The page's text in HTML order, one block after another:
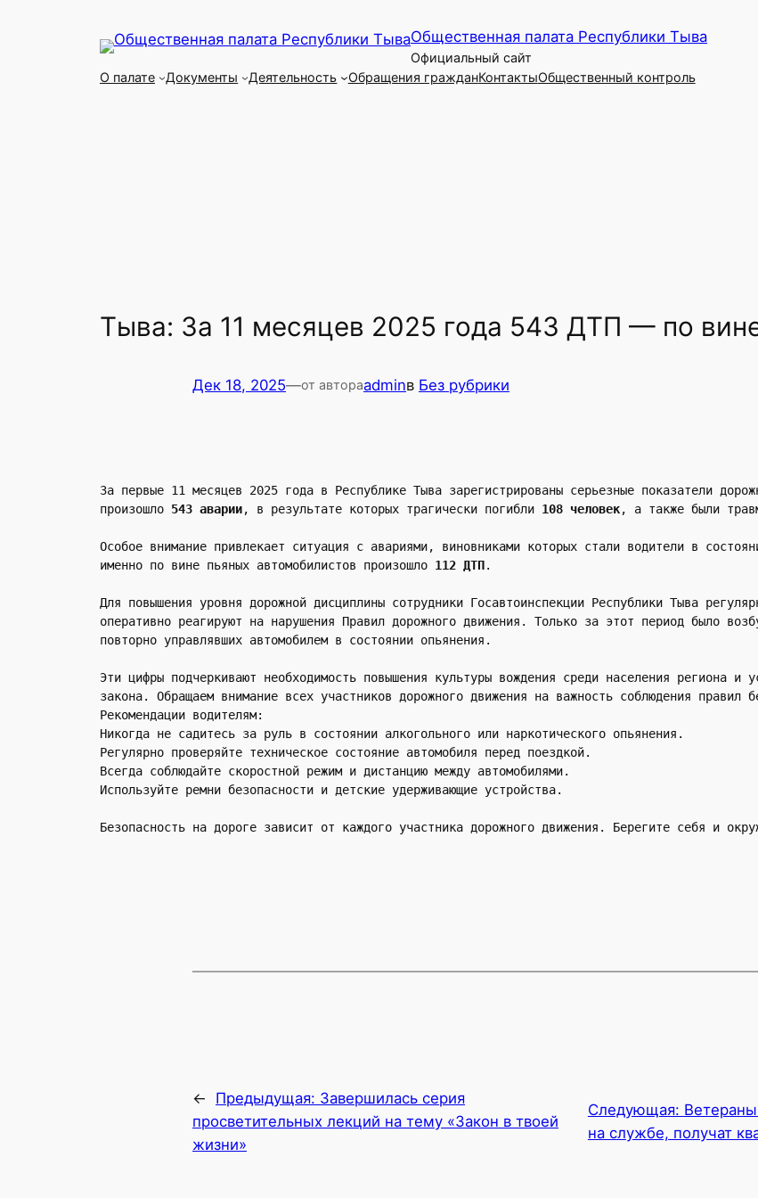
Общественная палата Республики Тыва
Официальный сайт
О палате
Документы Деятельность Обращения гражданКонтактыОбщественный контроль
Тыва: За 11 месяцев 2025 года 543 ДТП — по
Дек 18, 2025—от автораadminв Без рубрики
За первые 11 месяцев 2025 года в Республике Тыва зарегистрированы серьезные показатели
произошло 543 аварии, в результате которых трагически погибли 108 человек, а также были
Особое внимание привлекает ситуация с авариями, виновниками которых стали водители в
именно по вине пьяных автомобилистов произошло 112 ДТП.
Для повышения уровня дорожной дисциплины сотрудники Госавтоинспекции Республики Тыва
оперативно реагируют на нарушения Правил дорожного движения. Только за этот период было
повторно управлявших автомобилем в состоянии опьянения.
Эти цифры подчеркивают необходимость повышения культуры вождения среди населения региона и
закона. Обращаем внимание всех участников дорожного движения на важность соблюдения правил
Рекомендации водителям:
Никогда не садитесь за руль в состоянии алкогольного или наркотического опьянения.
Регулярно проверяйте техническое состояние автомобиля перед поездкой.
Всегда соблюдайте скоростной режим и дистанцию между автомобилями.
Используйте ремни безопасности и детские удерживающие устройства.
Безопасность на дороге зависит от каждого участника дорожного движения. Берегите себя и
← Предыдущая: Завершилась серия
просветительных лекций на тему «Закон в твоей
жизни»
Следующая:
на службе, получат